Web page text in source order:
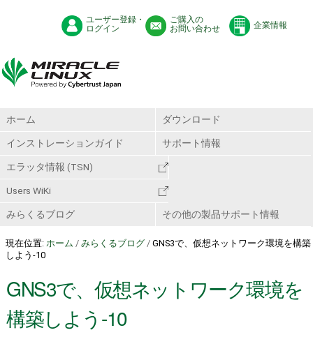
ユーザー登録・
ログイン
ご購入の
お問い合わせ
企業情報
ホーム ダウンロード
インストレーションガイド サポート情報
エラッタ情報 (TSN)
Users WiKi
みらくるブログ その他の製品サポート情報
現在位置: ホーム / みらくるブログ / GNS3で、仮想ネットワーク環境を構築
しよう-10
GNS3で、仮想ネットワーク環境を
構築しよう-10